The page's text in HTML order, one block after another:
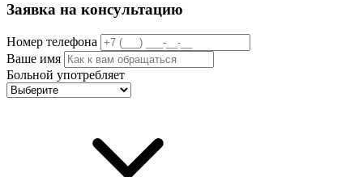
Заявка на консультацию
Номер телефона
Ваше имя
Больной употребляет